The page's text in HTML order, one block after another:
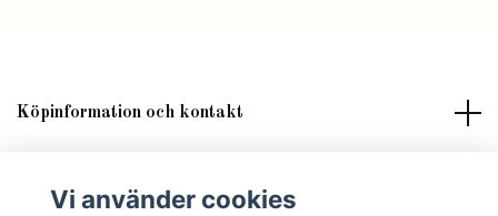
Köpinformation och kontakt
Vi använder cookies